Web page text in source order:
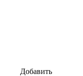
Добавить